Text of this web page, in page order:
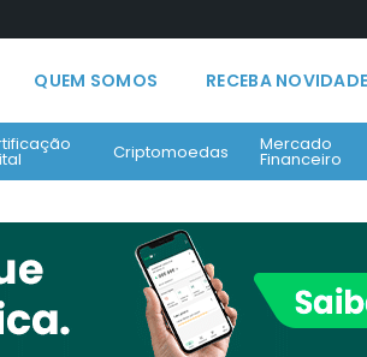
QUEM SOMOS RECEBA
Criptomoedas Mercado
Financeiro